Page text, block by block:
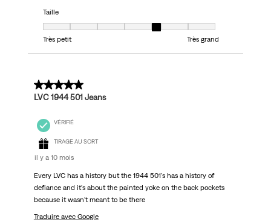
Taille
Taille, 5 sur 7, où 1 est égal à Très petit et 7 est égal à Très grand
Très petit
Très grand
5 sur 5 étoiles.
LVC 1944 501 Jeans
VÉRIFIÉ
TIRAGE AU SORT
il y a 10 mois
Every LVC has a history but the 1944 501's has a history of
defiance and it's about the painted yoke on the back pockets
because it wasn't meant to be there
Traduire avec Google